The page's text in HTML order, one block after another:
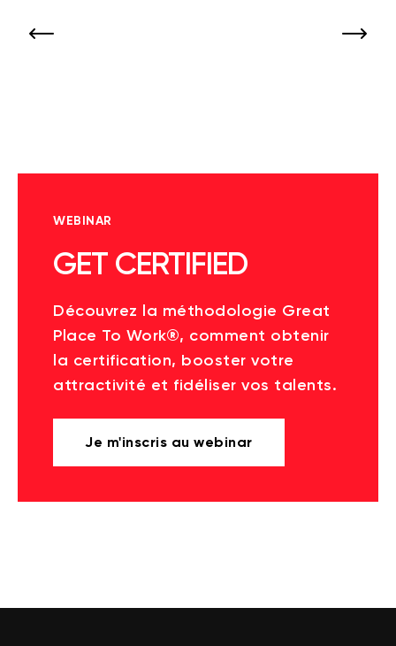
WEBINAR
GET CERTIFIED
Découvrez la méthodologie Great
Place To Work®, comment obtenir
la certification, booster votre
attractivité et fidéliser vos talents.
Je m'inscris au webinar